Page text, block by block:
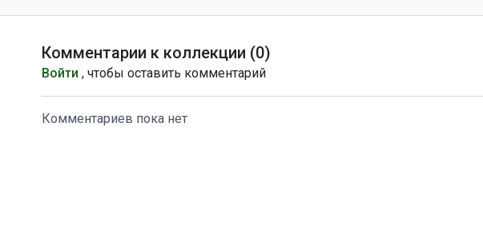
Комментарии к коллекции (0)
Войти , чтобы оставить комментарий
Комментариев пока нет